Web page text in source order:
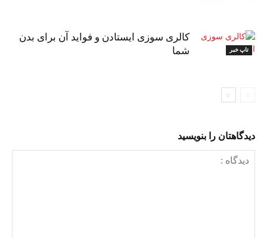
تاپ خبر
کالری سوزی ایستادن و فواید آن برای بدن
شما
دیدگاهتان را بنویسید